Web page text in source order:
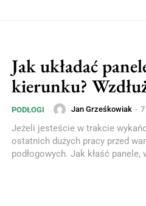
Jak układać
kierunku?
PODŁOGI Jan Grześkowiak -
Jeżeli jesteście w trakcie
ostatnich dużych pracy przed
podłogowych. Jak kłaść panele,